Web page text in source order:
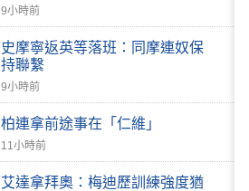
9小時前
史摩寧返英等落班：同摩連奴保
持聯繫
9小時前
柏連拿前途事在「仁維」
11小時前
艾達拿拜奧：梅迪歷訓練強度猶